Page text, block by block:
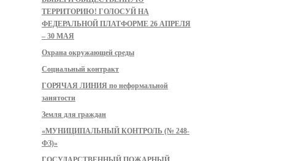
ТЕРРИТОРИЮ! ГОЛОСУЙ НА
ФЕДЕРАЛЬНОЙ ПЛАТФОРМЕ 26 АПРЕЛЯ
– 30 МАЯ
Охрана окружающей среды
Социальный контракт
ГОРЯЧАЯ ЛИНИЯ по неформальной
занятости
Земля для граждан
«МУНИЦИПАЛЬНЫЙ КОНТРОЛЬ (№ 248-
ФЗ)»